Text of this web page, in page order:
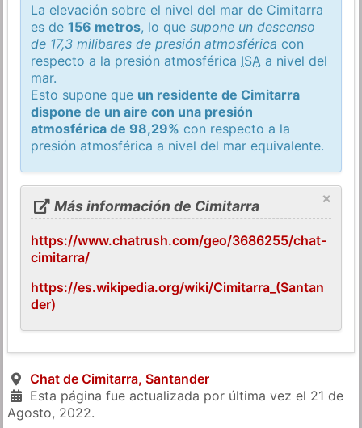
La elevación sobre el nivel del mar de Cimitarra
es de156 metros, lo quesupone un descenso
de 17,3 milibares de presión atmosférica con
respecto a la presión atmosférica ISA a nivel del
mar.
Esto supone que un residente de Cimitarra
dispone de un aire con una presión
atmosférica de 98,29% con respecto a la
presión atmosférica a nivel del mar equivalente.
×
Más información de Cimitarra
https://www.chatrush.com/geo/3686255/chat-
cimitarra/
https://es.wikipedia.org/wiki/Cimitarra_(Santan
der)
Chat de Cimitarra, Santander
Esta página fue actualizada por última vez el 21 de
Agosto, 2022.